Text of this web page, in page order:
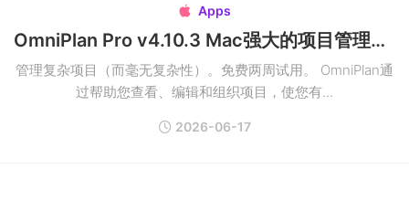
 Apps
OmniPlan Pro v4.10.3 Mac强大的项目管理破解版
管理复杂项目（而毫无复杂性）。免费两周试用。 OmniPlan通
过帮助您查看、编辑和组织项目，使您有...
2026-06-17